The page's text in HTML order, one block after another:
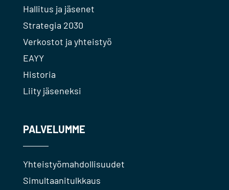
Hallitus ja jäsenet
Strategia 2030
Verkostot ja yhteistyö
EAYY
Historia
Liity jäseneksi
PALVELUMME
Yhteistyömahdollisuudet
Simultaanitulkkaus